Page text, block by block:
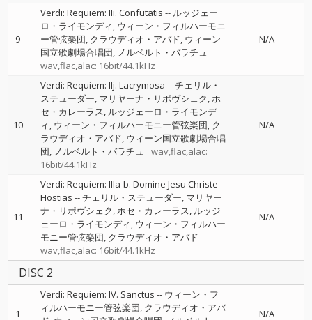
9
Verdi: Requiem: IIi. Confutatis -- ルッジェー
ロ・ライモンディ ウィーン・フィルハーモニ
ー管弦楽団 クラウディオ・アバド ウィーン
国立歌劇場合唱団 ノルベルト・バラチュ
wav,flac,alac: 16bit/44.1kHz
N/A
10
Verdi: Requiem: IIj. Lacrymosa --チェリル・
ステューダー マリヤーナ・リポヴシェク ホ
セ・カレーラス ルッジェーロ・ライモンデ
ィ ウィーン・フィルハーモニー管弦楽団 ク
ラウディオ・アバド ウィーン国立歌劇場合唱
団 ノルベルト・バラチュ
wav,flac,alac:
16bit/44.1kHz
N/A
11
Verdi: Requiem: IIIa-b. Domine Jesu Christe -
Hostias --チェリル・ステューダー マリヤー
ナ・リポヴシェク ホセ・カレーラス ルッジ
ェーロ・ライモンディ ウィーン・フィルハー
モニー管弦楽団 クラウディオ・アバド
wav,flac,alac: 16bit/44.1kHz
N/A
DISC 2
1
Verdi: Requiem: IV. Sanctus -- ウィーン・フ
ィルハーモニー管弦楽団 クラウディオ・アバ
N/A